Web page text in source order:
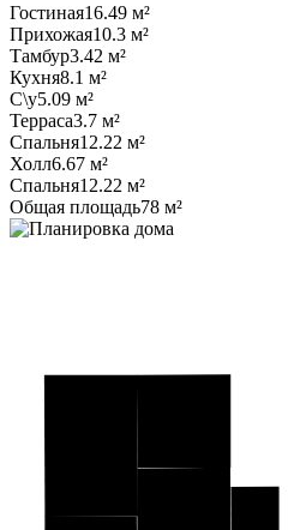
Гостиная16.49 м²
Прихожая10.3 м²
Тамбур3.42 м²
Кухня8.1 м²
С\у5.09 м²
Терраса3.7 м²
Спальня12.22 м²
Холл6.67 м²
Спальня12.22 м²
Общая площадь78 м²